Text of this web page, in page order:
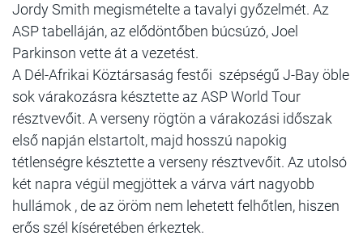
Jordy Smith megismételte a tavalyi győzelmét. Az
ASP tabelláján, az elődöntőben búcsúzó, Joel
Parkinson vette át a vezetést.
A Dél-Afrikai Köztársaság festői szépségű J-Bay öble
sok várakozásra késztette az ASP World Tour
résztvevőit. A verseny rögtön a várakozási időszak
első napján elstartolt, majd hosszú napokig
tétlenségre késztette a verseny résztvevőit. Az utolsó
két napra végül megjöttek a várva várt nagyobb
hullámok , de az öröm nem lehetett felhőtlen, hiszen
erős szél kíséretében érkeztek.